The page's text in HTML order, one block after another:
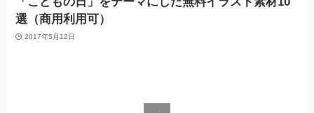
選（商用利用可）
2017年5月12日